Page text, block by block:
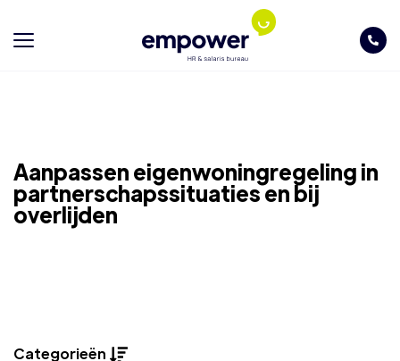
Aanpassen eigenwoningregeling in
partnerschapssituaties en bij
overlijden
Categorieën